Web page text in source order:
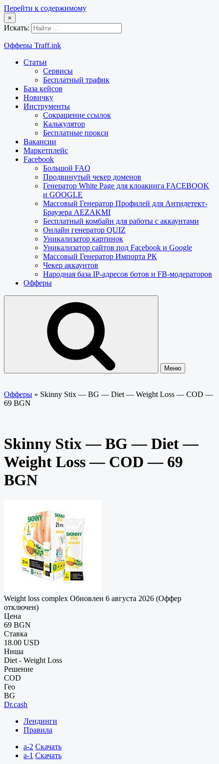
Перейти к содержимому
×
Искать:
Офферы Traff.ink
Статьи
Сервисы
Бесплатный трафик
База кейсов
Новичку
Инструменты
Сокращение ссылок
Калькулятор
Бесплатные прокси
Вакансии
Маркетплейс
Facebook
Большой FAQ
Продвинутый чекер доменов
Генератор White Page для клоакинга FACEBOOK
и GOOGLE
Массовый Генератор Профилей для Антидетект-
Браузера AEZAKMI
Бесплатный комбайн для работы с аккаунтами
Онлайн генератор QUIZ
Уникализатор картинок
Уникализатор сайтов под Facebook и Google
Массовый Генератор Импорта РК
Чекер аккаунтов
Народная база IP-адресов ботов и FB-модераторов
Офферы
Меню
Офферы » Skinny Stix — BG — Diet — Weight Loss — COD —
69 BGN
Skinny Stix — BG — Diet —
Weight Loss — COD — 69
BGN
Weight loss complex Обновлен 6 августа 2026 (Оффер
отключен)
Цена
69 BGN
Ставка
18.00 USD
Ниша
Diet - Weight Loss
Решение
COD
Гео
BG
Dr.cash
Лендинги
Правила
a-2 Скачать
a-1 Скачать